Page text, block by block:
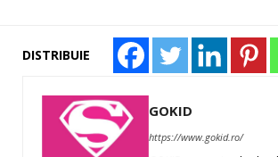
DISTRIBUIE
GOKID
https://www.gokid.ro/